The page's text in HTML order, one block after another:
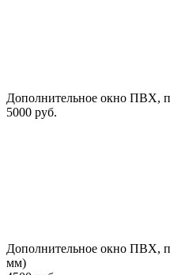
Дополнительное окно ПВХ,
5000 руб.
Дополнительное окно ПВХ,
мм)